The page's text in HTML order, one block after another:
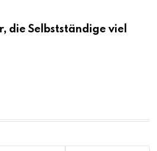
die Selbstständige viel